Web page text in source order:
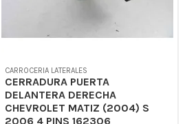
CARROCERIA LATERALES
CERRADURA PUERTA
DELANTERA DERECHA
CHEVROLET MATIZ (2004) S
2006 4 PINS 162306